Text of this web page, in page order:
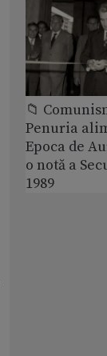
📁
Penuria
Epoca de
o notă a
1989